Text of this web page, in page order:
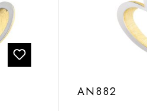
AN882